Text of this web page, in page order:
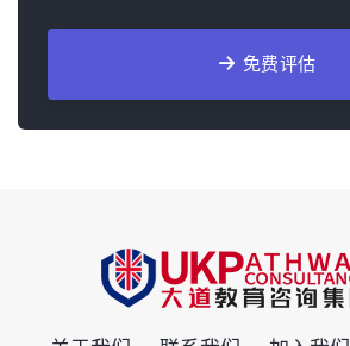
免费评估